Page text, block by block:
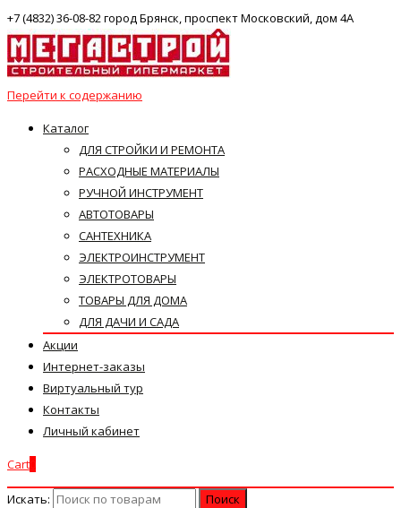
+7 (4832) 36-08-82 город Брянск, проспект Московский, дом 4А
Перейти к содержанию
Каталог
ДЛЯ СТРОЙКИ И РЕМОНТА
РАСХОДНЫЕ МАТЕРИАЛЫ
РУЧНОЙ ИНСТРУМЕНТ
АВТОТОВАРЫ
САНТЕХНИКА
ЭЛЕКТРОИНСТРУМЕНТ
ЭЛЕКТРОТОВАРЫ
ТОВАРЫ ДЛЯ ДОМА
ДЛЯ ДАЧИ И САДА
Акции
Интернет-заказы
Виртуальный тур
Контакты
Личный кабинет
Cart
Искать: